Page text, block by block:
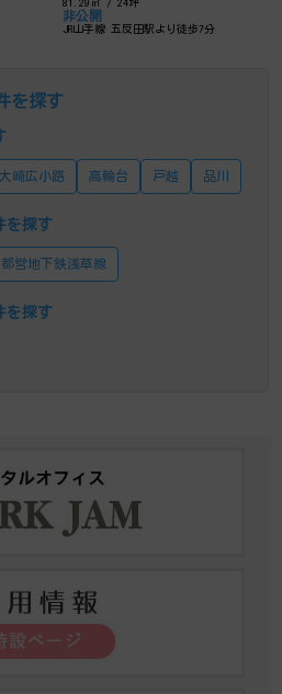
非公開
JR山手線 五反田駅より徒歩7分
を探す
大崎広小路 高輪台 戸越 品川
を探す
都営地下鉄浅草線
を探す